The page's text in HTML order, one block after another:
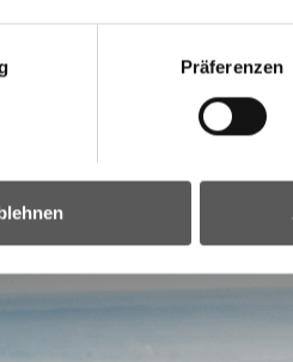
Präferenzen